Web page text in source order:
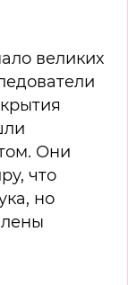
великих
Они
что
но